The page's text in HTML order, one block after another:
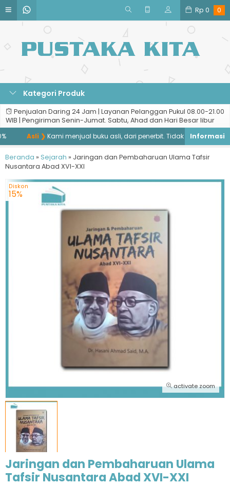
Rp 0 0
Kategori Produk
Penjualan Daring 24 Jam | Layanan Pelanggan Pukul 08.00-21.00
WIB | Pengiriman Senin-Jumat. Sabtu, Ahad dan Hari Besar libur
Asli ❯Kami menjual buku asli, dari penerbit. Tidak menjual buku
Beranda » Sejarah » Jaringan dan Pembaharuan Ulama Tafsir
Nusantara Abad XVI-XXI
activate zoom
Diskon
15%
Jaringan dan Pembaharuan Ulama
Tafsir Nusantara Abad XVI-XXI